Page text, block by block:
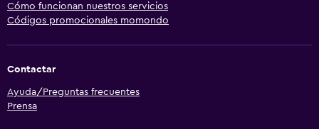
Cómo funcionan nuestros servicios
Códigos promocionales momondo
Contactar
Ayuda/Preguntas frecuentes
Prensa